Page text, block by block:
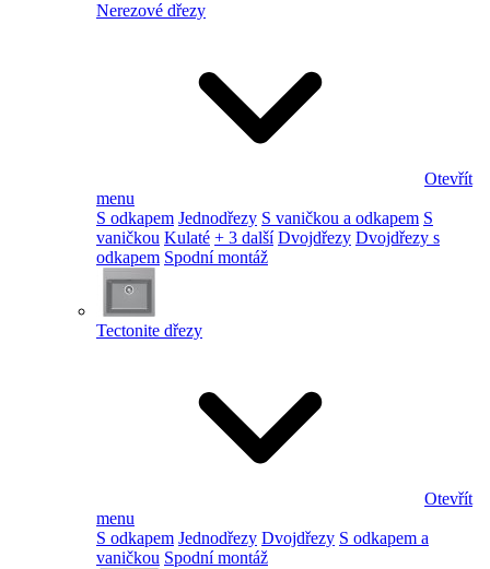
Nerezové dřezy
Otevřít
menu
S odkapem Jednodřezy S vaničkou a odkapem S
vaničkou Kulaté + 3 další Dvojdřezy Dvojdřezy s
odkapem Spodní montáž
Tectonite dřezy
Otevřít
menu
S odkapem Jednodřezy Dvojdřezy S odkapem a
vaničkou Spodní montáž